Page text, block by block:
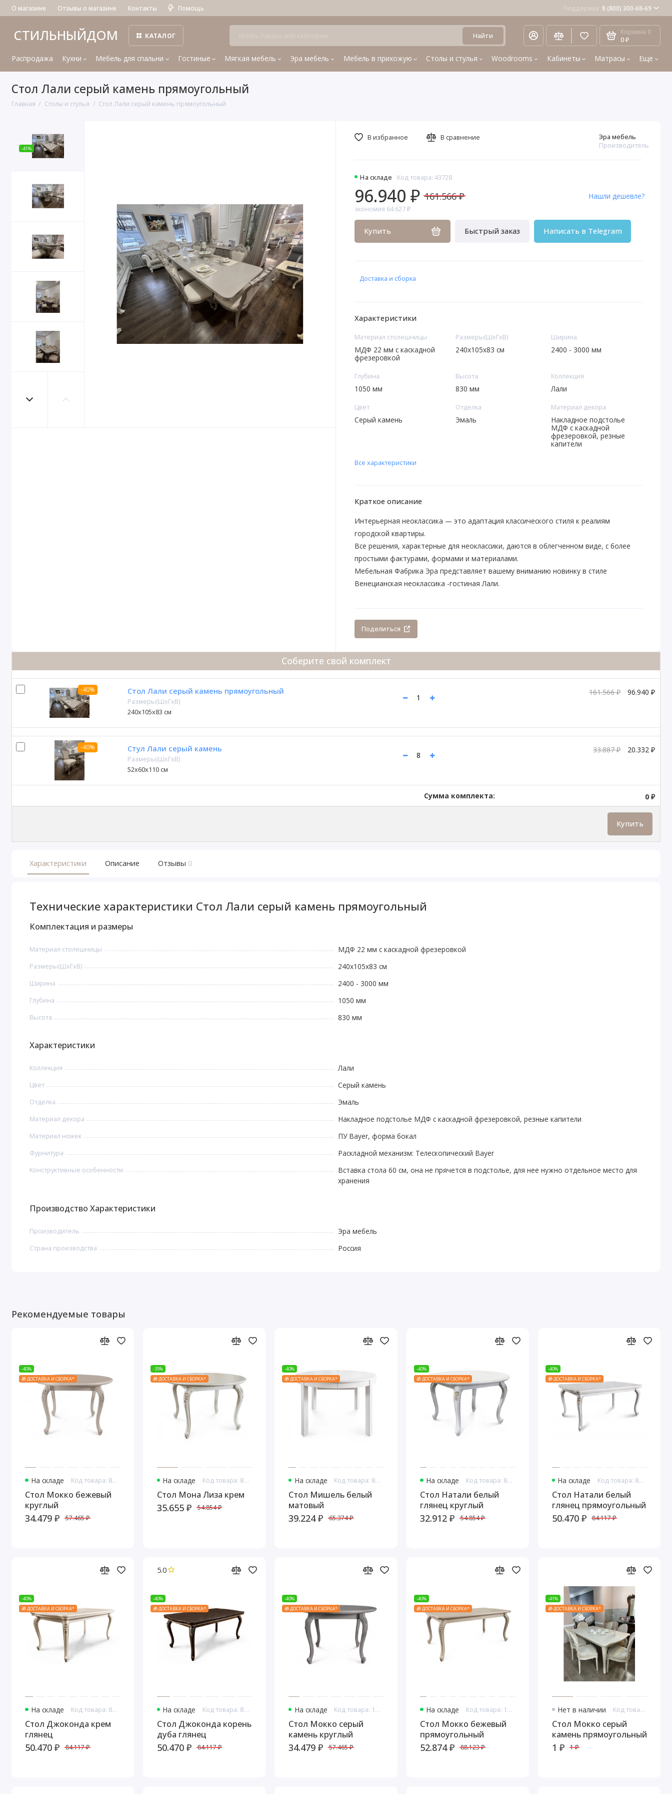
О магазине Отзывы о магазине Контакты Помощь Поддержка 8 (800) 300-68-69
СТИЛЬНЫЙДОМ КАТАЛОГ Найти Корзина 0
0 ₽
Распродажа Кухни Мебель для спальни Гостиные Мягкая мебель Эра мебель Мебель в прихожую Столы и стулья Woodrooms Кабинеты Матрасы Еще
Стол Лали серый камень прямоугольный
Главная Столы и стулья Стол Лали серый камень прямоугольный
-41%
На складе Код товара: 43728
Эра мебель
Производитель
96.940 ₽ 161.566 ₽
экономия 64.627 ₽
Купить Быстрый заказ Написать в Telegram
Нашли дешевле?
В избранное В сравнение
Доставка и сборка
Характеристики
Материал столешницы
МДФ 22 мм с каскадной
фрезеровкой
Размеры(ШxГxВ)
240х105x83 см
Ширина
2400 - 3000 мм
Глубина
1050 мм
Высота
830 мм
Коллекция
Лали
Цвет
Серый камень
Отделка
Эмаль
Материал декора
Накладное подстолье
МДФ с каскадной
фрезеровкой, резные
капители
Все характеристики
Краткое описание
Интерьерная неоклассика — это адаптация классического стиля к реалиям
городской квартиры.
Все решения, характерные для неоклассики, даются в облегченном виде, с более
простыми фактурами, формами и материалами.
Мебельная Фабрика Эра представляет вашему вниманию новинку в стиле
Венецианская неоклассика -гостиная Лали.
Поделиться
Соберите свой комплект
-40% Стол Лали серый камень прямоугольный
Размеры(ШxГxВ)
240х105x83 см
161.566 ₽ 96.940 ₽
-40% Стул Лали серый камень
Размеры(ШxГxВ)
52x60x110 см
33.887 ₽ 20.332 ₽
Сумма комплекта: 0 ₽
Купить
Характеристики Описание Отзывы 0
Технические характеристики Стол Лали серый камень прямоугольный
Комплектация и размеры
Материал столешницы МДФ 22 мм с каскадной фрезеровкой
Размеры(ШxГxВ) 240х105x83 см
Ширина 2400 - 3000 мм
Глубина 1050 мм
Высота 830 мм
Характеристики
Коллекция Лали
Цвет Серый камень
Отделка Эмаль
Материал декора Накладное подстолье МДФ с каскадной фрезеровкой, резные капители
Материал ножек ПУ Bayer, форма бокал
Фурнитура Раскладной механизм: Телескопический Bayer
Конструктивные особенности
Вставка стола 60 см, она не прячется в подстолье, для нее нужно отдельное место для
хранения
Производство Характеристики
Производитель Эра мебель
Страна производства Россия
Рекомендуемые товары
-40%
🎁 ДОСТАВКА И СБОРКА*
На складе Код товара: 8145
Стол Мокко бежевый
круглый
34.479 ₽ 57.465 ₽
-35%
🎁 ДОСТАВКА И СБОРКА*
На складе Код товара: 8146
Стол Мона Лиза крем
35.655 ₽ 54.854 ₽
-40%
🎁 ДОСТАВКА И СБОРКА*
На складе Код товара: 8147
Стол Мишель белый
матовый
39.224 ₽ 65.374 ₽
-40%
🎁 ДОСТАВКА И СБОРКА*
На складе Код товара: 8148
Стол Натали белый
глянец круглый
32.912 ₽ 54.854 ₽
-40%
🎁 ДОСТАВКА И СБОРКА*
На складе Код товара: 8149
Стол Натали белый
глянец прямоугольный
50.470 ₽ 84.117 ₽
-40%
🎁 ДОСТАВКА И СБОРКА*
На складе Код товара: 8150
Стол Джоконда крем
глянец
50.470 ₽ 84.117 ₽
5.0
-40%
🎁 ДОСТАВКА И СБОРКА*
На складе Код товара: 8151
Стол Джоконда корень
дуба глянец
50.470 ₽ 84.117 ₽
-40%
🎁 ДОСТАВКА И СБОРКА*
На складе Код товара: 14609
Стол Мокко серый
камень круглый
34.479 ₽ 57.465 ₽
-40%
🎁 ДОСТАВКА И СБОРКА*
На складе Код товара: 14611
Стол Мокко бежевый
прямоугольный
52.874 ₽ 88.123 ₽
-41%
🎁 ДОСТАВКА И СБОРКА*
Нет в наличии Код товара: 14612
Стол Мокко серый
камень прямоугольный
1 ₽ 1 ₽